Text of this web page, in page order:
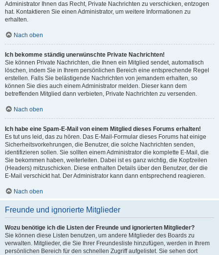
Administrator Ihnen das Recht, Private Nachrichten zu verschicken, entzogen
hat. Kontaktieren Sie einen Administrator, um weitere Informationen zu
erhalten.
Nach oben
Ich bekomme ständig unerwünschte Private Nachrichten!
Sie können Private Nachrichten, die Ihnen ein Mitglied sendet, automatisch
löschen, indem Sie in Ihrem persönlichen Bereich eine entsprechende Regel
erstellen. Falls Sie belästigende Nachrichten von jemandem erhalten, so
können Sie dies auch einem Administrator melden. Dieser kann dem
betreffenden Mitglied dann verbieten, Private Nachrichten zu versenden.
Nach oben
Ich habe eine Spam-E-Mail von einem Mitglied dieses Forums erhalten!
Es tut uns leid, das zu hören. Das E-Mail-Formular dieses Forums hat einige
Sicherheitsvorkehrungen, die Benutzer, die solche Nachrichten senden,
identifizieren sollen. Sie sollten einem Administrator die komplette E-Mail, die
Sie bekommen haben, weiterleiten. Dabei ist es ganz wichtig, die Kopfzeilen
(Headers) mitzuschicken. Diese enthalten Details über den Benutzer, der die
E-Mail verschickt hat. Der Administrator kann dann entsprechend reagieren.
Nach oben
Freunde und ignorierte Mitglieder
Wozu benötige ich die Listen der Freunde und ignorierten Mitglieder?
Sie können diese Listen benutzen, um andere Mitglieder des Boards zu
verwalten. Mitglieder, die Sie Ihrer Freundesliste hinzufügen, werden in Ihrem
persönlichen Bereich für den schnellen Zugriff aufgelistet. Sie sehen dort